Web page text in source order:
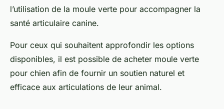
l’utilisation de la moule verte pour accompagner la
santé articulaire canine.
Pour ceux qui souhaitent approfondir les options
disponibles, il est possible de acheter moule verte
pour chien afin de fournir un soutien naturel et
efficace aux articulations de leur animal.